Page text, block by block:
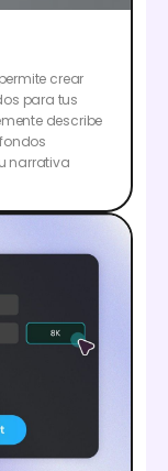
crear
para tus
describe
narrativa